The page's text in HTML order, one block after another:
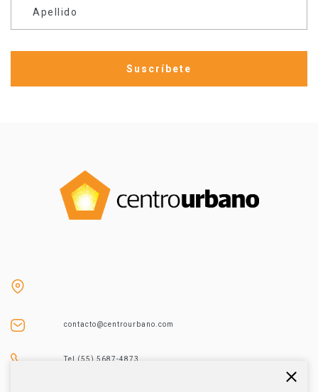
Apellido
contacto@centrourbano.com
Tel (55) 5687-4873